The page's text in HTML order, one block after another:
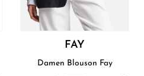
FAY
Damen Blouson Fay